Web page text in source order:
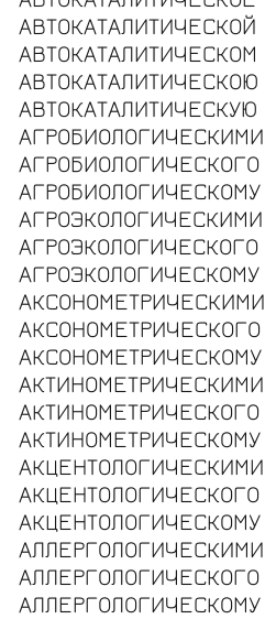
АВТОКАТАЛИТИЧЕСКОЙ
АВТОКАТАЛИТИЧЕСКОМ
АВТОКАТАЛИТИЧЕСКОЮ
АВТОКАТАЛИТИЧЕСКУЮ
АГРОБИОЛОГИЧЕСКИМИ
АГРОБИОЛОГИЧЕСКОГО
АГРОБИОЛОГИЧЕСКОМУ
АГРОЭКОЛОГИЧЕСКИМИ
АГРОЭКОЛОГИЧЕСКОГО
АГРОЭКОЛОГИЧЕСКОМУ
АКСОНОМЕТРИЧЕСКИМИ
АКСОНОМЕТРИЧЕСКОГО
АКСОНОМЕТРИЧЕСКОМУ
АКТИНОМЕТРИЧЕСКИМИ
АКТИНОМЕТРИЧЕСКОГО
АКТИНОМЕТРИЧЕСКОМУ
АКЦЕНТОЛОГИЧЕСКИМИ
АКЦЕНТОЛОГИЧЕСКОГО
АКЦЕНТОЛОГИЧЕСКОМУ
АЛЛЕРГОЛОГИЧЕСКИМИ
АЛЛЕРГОЛОГИЧЕСКОГО
АЛЛЕРГОЛОГИЧЕСКОМУ